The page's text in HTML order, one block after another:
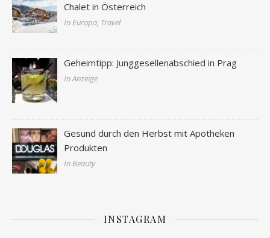
Chalet in Österreich
In Europa, Travel
Geheimtipp: Junggesellenabschied in Prag
In Anzeige
Gesund durch den Herbst mit Apotheken
Produkten
In Beauty
INSTAGRAM